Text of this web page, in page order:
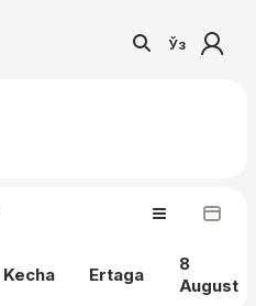
Ўз
Kecha Ertaga
8
August